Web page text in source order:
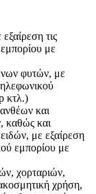
τις
με
φυτών, με
κτλ.)
και
καθώς και
με εξαίρεση
εμπορίου με
χορταριών,
χρήση,